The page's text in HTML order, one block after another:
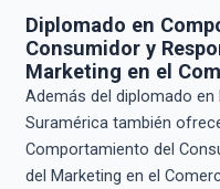
Diplomado en
Consumidor y
Marketing en el
Además del diplomado
Suramérica también
Comportamiento del
del Marketing en el